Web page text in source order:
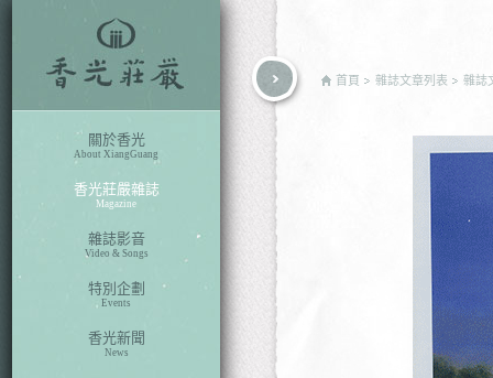
關於香光
About XiangGuang
香光莊嚴雜誌
Magazine
雜誌影音
Video & Songs
特別企劃
Events
香光新聞
News
首頁 雜誌文章列表 雜誌